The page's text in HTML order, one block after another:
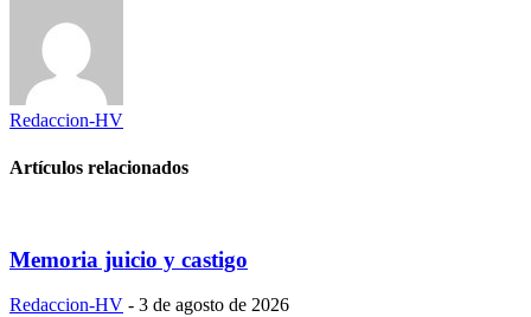
Redaccion-HV
Artículos relacionados
Memoria juicio y castigo
Redaccion-HV - 3 de agosto de 2026